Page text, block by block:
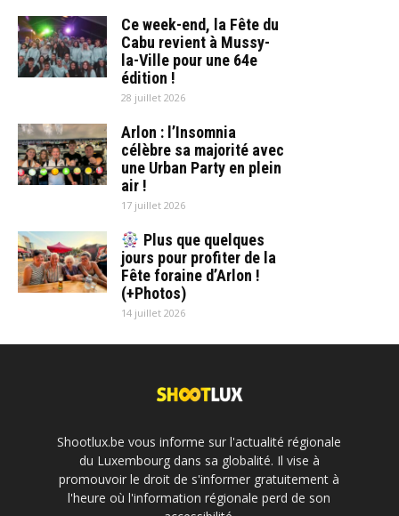
Ce week-end, la Fête du
Cabu revient à Mussy-
la-Ville pour une 64e
édition !
28 juillet 2026
Arlon : l’Insomnia
célèbre sa majorité avec
une Urban Party en plein
air !
17 juillet 2026
Plus que quelques
jours pour profiter de la
Fête foraine d’Arlon !
(+Photos)
14 juillet 2026
Shootlux.be vous informe sur l'actualité régionale
du Luxembourg dans sa globalité. Il vise à
promouvoir le droit de s'informer gratuitement à
l'heure où l'information régionale perd de son